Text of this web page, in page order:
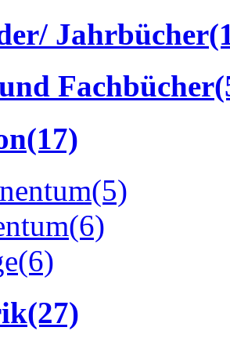
Jahrbücher
Fachbücher
(17)
(5)
(6)
(6)
(27)